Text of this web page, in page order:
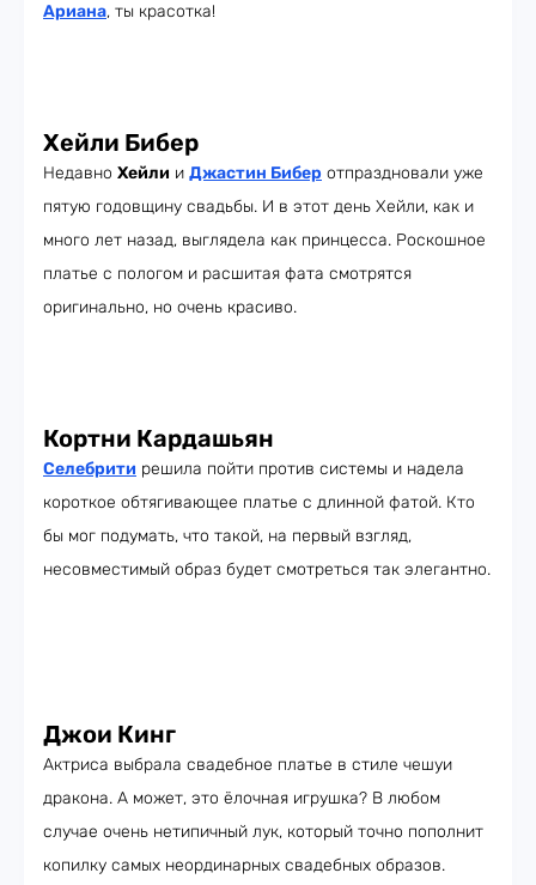
Ариана, ты красотка!
Хейли Бибер
Недавно Хейли и Джастин Бибер отпраздновали уже
пятую годовщину свадьбы. И в этот день Хейли, как и
много лет назад, выглядела как принцесса. Роскошное
платье с пологом и расшитая фата смотрятся
оригинально, но очень красиво.
Кортни Кардашьян
Селебрити решила пойти против системы и надела
короткое обтягивающее платье с длинной фатой. Кто
бы мог подумать, что такой, на первый взгляд,
несовместимый образ будет смотреться так элегантно.
Джои Кинг
Актриса выбрала свадебное платье в стиле чешуи
дракона. А может, это ёлочная игрушка? В любом
случае очень нетипичный лук, который точно пополнит
копилку самых неординарных свадебных образов.